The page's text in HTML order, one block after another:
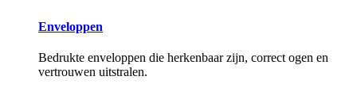
Enveloppen
Bedrukte enveloppen die herkenbaar zijn, correct ogen en
vertrouwen uitstralen.